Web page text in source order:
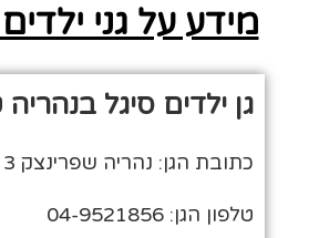
מידע על גני
גן ילדים סיגל בנהריה
כתובת הגן: נהריה שפרינצק 3
טלפון הגן: 04-9521856